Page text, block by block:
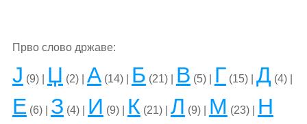
Прво слово државе:
Ј (9) | Џ (2) | А(14) | Б (21) | В (5) | Г (15) | Д (4) |
Е (6) | З (4) | И (9) | К (21) | Л (9) | М (23) | Н